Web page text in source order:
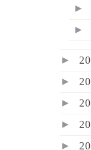
►
►
►
►
►